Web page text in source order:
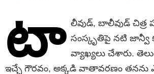
టా లీవుడ్, బాలీవుడ్ చిత్ర
సంస్కృతిపై నటి జాన్వీ
వ్యాఖ్యలు చేశారు.
ఇచ్చే గౌరవం, అక్కడి వాతావరణం తనను